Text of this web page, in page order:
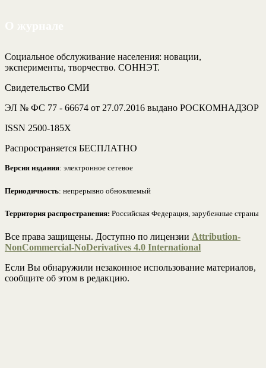
Социальное обслуживание населения: новации,
эксперименты, творчество. СОННЭТ.
Свидетельство СМИ
ЭЛ № ФС 77 - 66674 от 27.07.2016 выдано РОСКОМНАДЗОР
ISSN 2500-185Х
Распространяется БЕСПЛАТНО
Версия издания: электронное сетевое
Периодичность: непрерывно обновляемый
Территория распространения: Российская Федерация, зарубежные страны
Все права защищены. Доступно по лицензии Attribution-
NonCommercial-NoDerivatives 4.0 International
Если Вы обнаружили незаконное использование материалов,
сообщите об этом в редакцию.